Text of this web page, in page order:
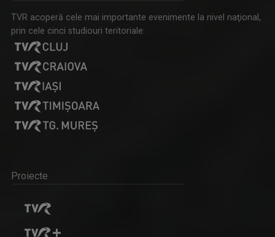
TVR acoperă cele mai importante evenimente la nivel naţional,
prin cele cinci studiouri teritoriale:
Proiecte